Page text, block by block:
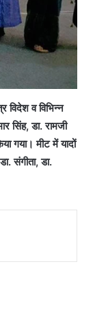
विदेश व विभिन्न
सिंह, डा. रामजी
गया। मीट में यादों
संगीता, डा.